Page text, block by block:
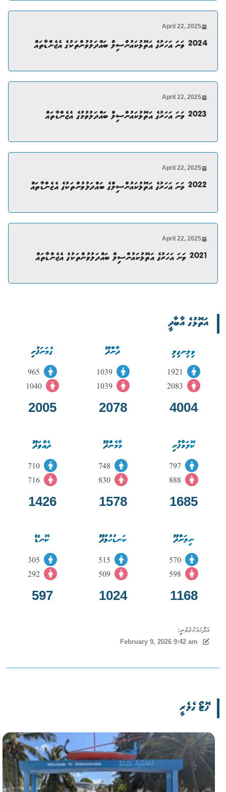
April 22, 2025
2024 ވަނަ އަހަރުގެ އަތޮޅުކައުންސިލް ބައްދަލުވުންތަކުގެ އެޖެންޑާތައް
April 22, 2025
2023 ވަނަ އަހަރުގެ އަތޮޅުކައުންސިލް ބައްދަލުވުމުގެ އެޖެންޑާތައް
April 22, 2025
2022 ވަނަ އަހަރުގެ އަތޮޅުކައުންސިލްގެ ބައްދަލުވުންތަކުގެ އެޖެންޑާތައް
April 22, 2025
2021 ވަނަ އަހަރުގެ އަތޮޅުކައުންސިލް ބައްދަލުވުންތަކުގެ އެޖެންޑާތައް
އަތޮޅުގެ އާބާދީ
ވިލިނގިލި
1921
2083
4004
ދާންދޫ
1039
1039
2078
ގެމަނަފުށި
1040
2005
ކޮލަމާފުށި
797
888
1685
މާމެންދޫ
748
830
1578
ދެއްވަދޫ
710
716
1426
ނިލަންދޫ
570
598
1168
ކަނޑުހުޅުދޫ
515
509
1024
ކޮނޑޭ
292
597
އަދާހަމަކުރެވުނީ:
February 9, 2026 9:42 am
ފޮޓޯ ގެލެރީ